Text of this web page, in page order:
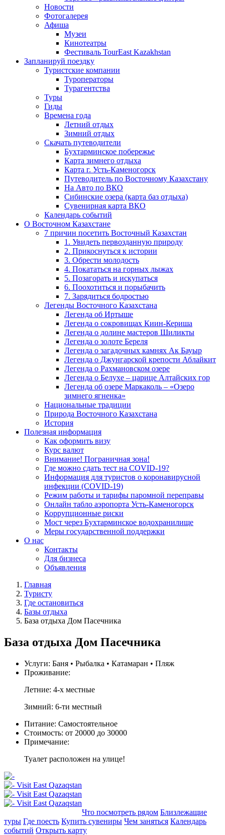
Новости
Фотогалерея
Афиша
Музеи
Кинотеатры
Фестиваль TourEast Kazakhstan
Запланируй поездку
Туристские компании
Туроператоры
Турагентства
Туры
Гиды
Времена года
Летний отдых
Зимний отдых
Скачать путеводители
Бухтарминское побережье
Карта зимнего отдыха
Карта г. Усть-Каменогорск
Путеводитель по Восточному Казахстану
На Авто по ВКО
Сибинские озера (карта баз отдыха)
Сувенирная карта ВКО
Календарь событий
О Восточном Казахстане
7 причин посетить Восточный Казахстан
1. Увидеть первозданную природу
2. Прикоснуться к истории
3. Обрести молодость
4. Покататься на горных лыжах
5. Позагорать и искупаться
6. Поохотиться и порыбачить
7. Зарядиться бодростью
Легенды Восточного Казахстана
Легенда об Иртыше
Легенда о сокровищах Киин-Кериша
Легенда о долине мастеров Шиликты
Легенда о золоте Береля
Легенда о загадочных камнях Ак Бауыр
Легенда о Джунгарской крепости Аблайкит
Легенда о Рахмановском озере
Легенда о Белухе – царице Алтайских гор
Легенда об озере Маркаколь – «Озеро
зимнего ягненка»
Национальные традиции
Природа Восточного Казахстана
История
Полезная информация
Как оформить визу
Курс валют
Внимание! Пограничная зона!
Где можно сдать тест на COVID-19?
Информация для туристов о коронавирусной
инфекции (COVID-19)
Режим работы и тарифы паромной переправы
Онлайн табло аэропорта Усть-Каменогорск
Коррупционные риски
Мост через Бухтарминское водохранилище
Меры государственной поддержки
О нас
Контакты
Для бизнеса
Объявления
Главная
Туристу
Где остановиться
Базы отдыха
База отдыха Дом Пасечника
База отдыха Дом Пасечника
Услуги: Баня • Рыбалка • Катамаран • Пляж
Проживание:
Летние: 4-х местные
Зимний: 6-ти местный
Питание: Самостоятельное
Стоимость: от 20000 до 30000
Примечание:
Туалет расположен на улице!
Что посмотреть рядом Близлежащие
туры Где поесть Купить сувениры Чем заняться Календарь
событий Открыть карту